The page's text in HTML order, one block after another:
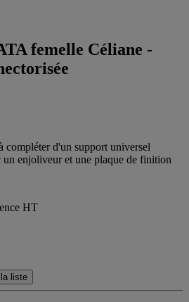
femelle Céliane -
d'un support universel
enjoliveur et une plaque de finition
HT
liste